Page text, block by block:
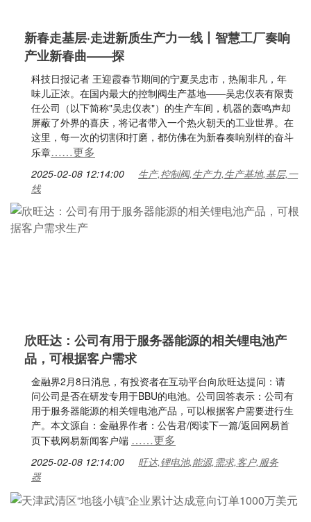
新春走基层·走进新质生产力一线丨智慧工厂奏响
产业新春曲——探
科技日报记者 王迎霞春节期间的宁夏吴忠市，热闹非凡，年
味儿正浓。在国内最大的控制阀生产基地——吴忠仪表有限责
任公司（以下简称"吴忠仪表"）的生产车间，机器的轰鸣声却
屏蔽了外界的喜庆，将记者带入一个热火朝天的工业世界。在
这里，每一次的切割和打磨，都仿佛在为新春奏响别样的奋斗
乐章……更多
2025-02-08 12:14:00
生产,控制阀,生产力,生产基地,基层,一
线
欣旺达：公司有用于服务器能源的相关锂电池产
品，可根据客户需求
金融界2月8日消息，有投资者在互动平台向欣旺达提问：请
问公司是否在研发专用于BBU的电池。公司回答表示：公司有
用于服务器能源的相关锂电池产品，可以根据客户需要进行生
产。本文源自：金融界作者：公告君/阅读下一篇/返回网易首
页下载网易新闻客户端 ……更多
2025-02-08 12:14:00
旺达,锂电池,能源,需求,客户,服务
器